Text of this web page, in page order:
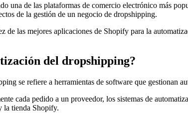
una de las plataformas de comercio electrónico más
de la gestión de un negocio de dropshipping.
de las mejores aplicaciones de Shopify para la
del dropshipping?
se refiere a herramientas de software que gestionan
cada pedido a un proveedor, los sistemas de
la tienda Shopify.